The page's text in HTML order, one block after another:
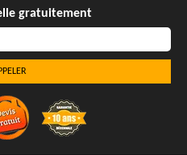
gratuitement